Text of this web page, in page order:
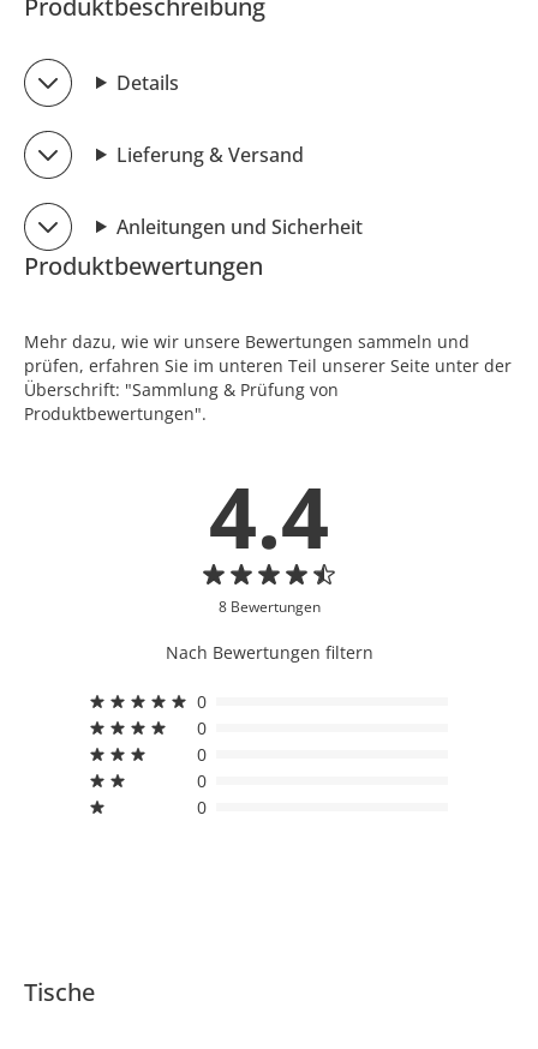
Details
Lieferung & Versand
Anleitungen und Sicherheit
Produktbewertungen
Mehr dazu, wie wir unsere Bewertungen sammeln und
prüfen, erfahren Sie im unteren Teil unserer Seite unter der
Überschrift: "Sammlung & Prüfung von
Produktbewertungen".
4.4
8 Bewertungen
Nach Bewertungen filtern
0
0
0
0
0
Tische